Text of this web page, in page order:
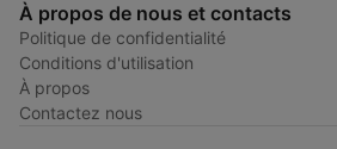
À propos de nous et contacts
Politique de confidentialité
Conditions d'utilisation
À propos
Contactez nous